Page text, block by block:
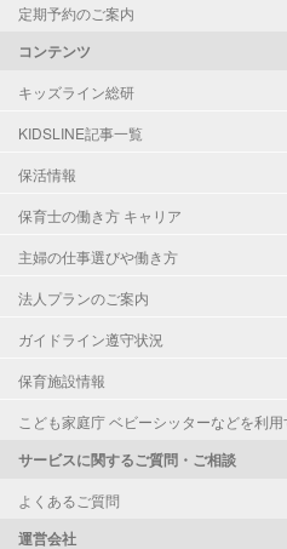
定期予約のご案内
コンテンツ
キッズライン総研
KIDSLINE記事一覧
保活情報
保育士の働き方 キャリア
主婦の仕事選びや働き方
法人プランのご案内
ガイドライン遵守状況
保育施設情報
こども家庭庁 ベビーシッターなどを利
サービスに関するご質問・ご相談
よくあるご質問
運営会社